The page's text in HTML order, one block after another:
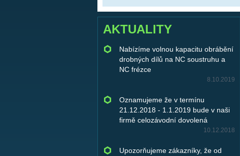
AKTUALITY
Nabízíme volnou kapacitu obrábění
drobných dílů na NC soustruhu a
NC frézce
8.10.2019
Oznamujeme že v termínu
21.12.2018 - 1.1.2019 bude v naši
firmě celozávodní dovolená
10.12.2018
Upozorňujeme zákazníky, že od